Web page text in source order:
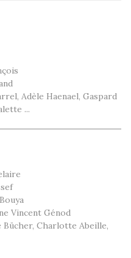
Adèle Haenael, Gaspard
...
Vincent Génod
Bücher, Charlotte Abeille,